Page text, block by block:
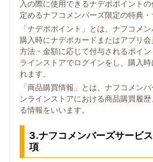
入の際に使用できるナデポポイント
定めるナフコメンバーズ限定の特典・
「ナデポポイント」とは、ナフコメ
購入時にナデポカードまたはアプリ
方法・金額に応じて付与されるポイ
ラインストアでログインをし、購入
れます。
「商品購買情報」とは、ナフコメン
ンラインストアにおける商品購買履
る情報をいいます。
3.ナフコメンバーズサービ
項